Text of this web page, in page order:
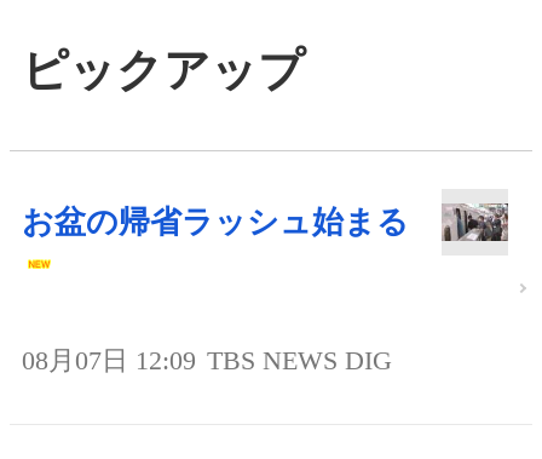
ピックアップ
お盆の帰省ラッシュ始まる
08月07日 12:09 TBS NEWS DIG